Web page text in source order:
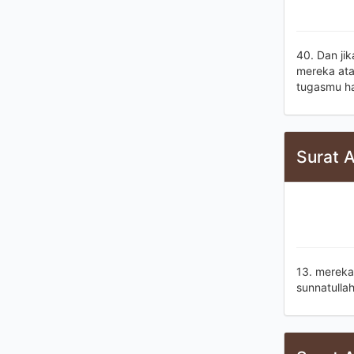
40. Dan
mereka
tugasmu
Surat
13.